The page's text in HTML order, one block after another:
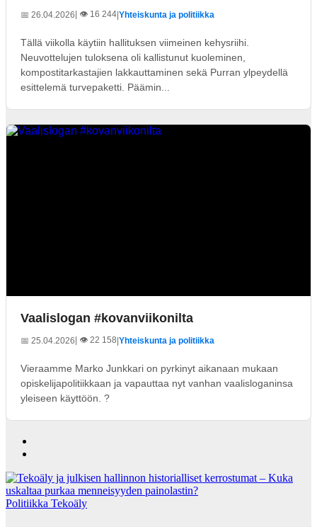
📅 26.04.2026| 👁️ 16 244 Yhteiskunta ja politiikka
Tällä viikolla käytiin hallituksen viimeinen kehysriihi.
Neuvottelujen tuloksena oli kallistunut kuoleminen,
kompostitarkastajien lakkauttaminen sekä Purran ylpeydellä
esittelemä turvepaketti. Päämin...
Vaalislogan #kovanviikonilta
📅 25.04.2026| 👁️ 22 158 Yhteiskunta ja politiikka
Vieraamme Marko Junkkari on pyrkinyt aikanaan mukaan
opiskelijapolitiikkaan ja vapauttaa nyt vanhan vaalisloganinsa
yleiseen käyttöön. ?
Politiikka Tekoäly